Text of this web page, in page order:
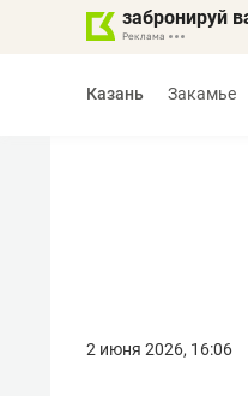
забронируй
Казань Закамье
2 июня 2026, 16:06